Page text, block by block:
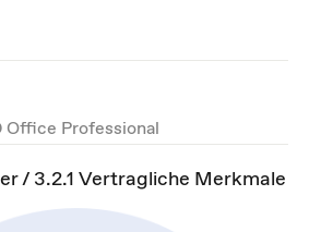
Office Professional
/ 3.2.1 Vertragliche Merkmale